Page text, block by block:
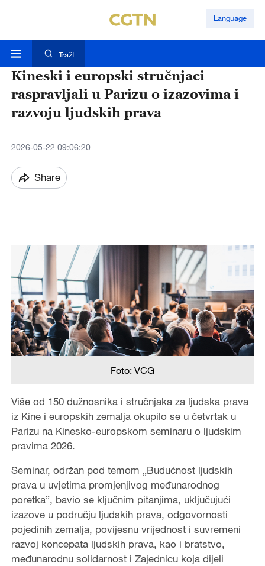
Language
TražI
Kineski i europski stručnjaci
raspravljali u Parizu o izazovima i
razvoju ljudskih prava
2026-05-22 09:06:20
Share
Foto: VCG
Više od 150 dužnosnika i stručnjaka za ljudska prava
iz Kine i europskih zemalja okupilo se u četvrtak u
Parizu na Kinesko-europskom seminaru o ljudskim
pravima 2026.
Seminar, održan pod temom „Budućnost ljudskih
prava u uvjetima promjenjivog međunarodnog
poretka”, bavio se ključnim pitanjima, uključujući
izazove u području ljudskih prava, odgovornosti
pojedinih zemalja, povijesnu vrijednost i suvremeni
razvoj koncepata ljudskih prava, kao i bratstvo,
međunarodnu solidarnost i Zajednicu koja dijeli